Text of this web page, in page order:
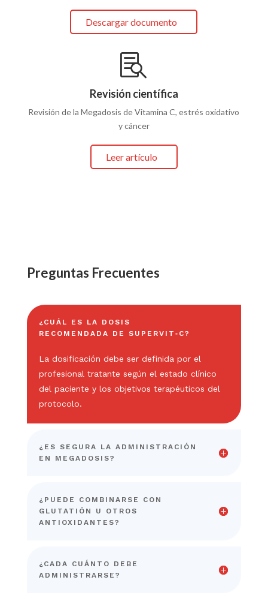
Descargar documento

Revisión científica
Revisión de la Megadosis de Vitamina C, estrés oxidativo
y cáncer
Leer artículo
Preguntas Frecuentes
¿CUÁL ES LA DOSIS
RECOMENDADA DE SUPERVIT‑C?
La dosificación debe ser definida por el
profesional tratante según el estado clínico
del paciente y los objetivos terapéuticos del
protocolo.
¿ES SEGURA LA ADMINISTRACIÓN
EN MEGADOSIS?
¿PUEDE COMBINARSE CON
GLUTATIÓN U OTROS
ANTIOXIDANTES?
¿CADA CUÁNTO DEBE
ADMINISTRARSE?